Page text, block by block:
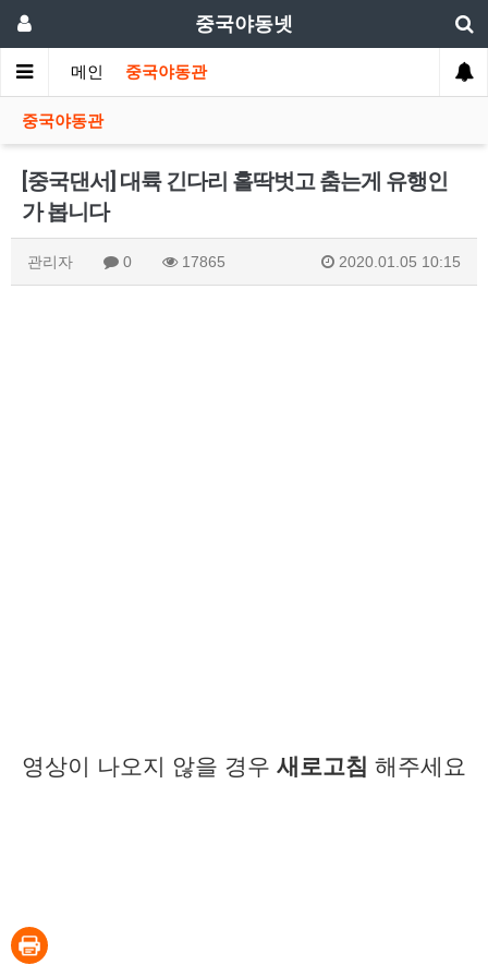
중국야동넷
메인 중국야동관
중국야동관
[중국댄서] 대륙 긴다리 홀딱벗고 춤는게 유행인
가 봅니다
관리자 0 17865 2020.01.05 10:15
영상이 나오지 않을 경우 새로고침 해주세요